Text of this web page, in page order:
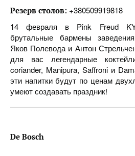
Резерв столов: +380509919818
14 февраля в Pink Freud
брутальные бармены
Яков Полевода и Антон
для вас легендарные
coriander, Manipura, Saffroni и
эти напитки будут по ценам
умеют создавать праздник!
De Bosch